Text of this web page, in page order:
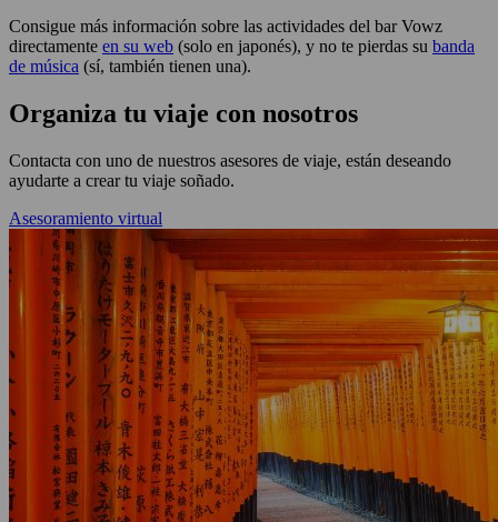
Consigue más información sobre las actividades del bar Vowz
directamente en su web (solo en japonés), y no te pierdas su banda
de música (sí, también tienen una).
Organiza tu viaje con nosotros
Contacta con uno de nuestros asesores de viaje, están deseando
ayudarte a crear tu viaje soñado.
Asesoramiento virtual